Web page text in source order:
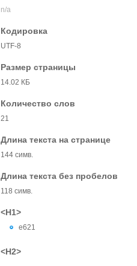
n/a
Кодировка
UTF-8
Размер страницы
14.02 КБ
Количество слов
21
Длина текста на странице
144 симв.
Длина текста без пробелов
118 симв.
<H1>
e621
<H2>